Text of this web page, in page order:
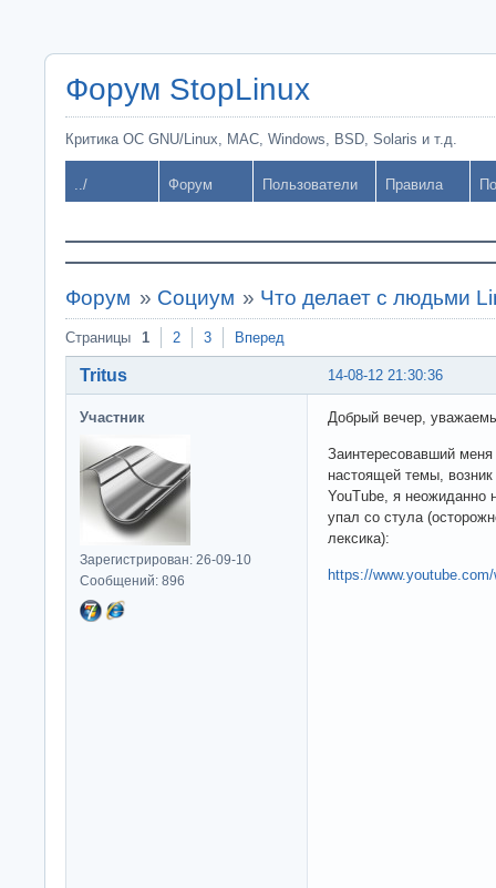
Форум StopLinux
Критика ОС GNU/Linux, MAC, Windows, BSD, Solaris и т.д.
../ Форум Пользователи Правила
Форум » Социум » Что делает с людьми
Страницы 1 2 3 Вперед
14-08-12 21:30:36
Tritus
Участник
Зарегистрирован: 26-09-10
Сообщений: 896
Добрый вечер,
Заинтересовавший
настоящей темы,
YouTube, я неожиданно
упал со стула
лексика):
https://